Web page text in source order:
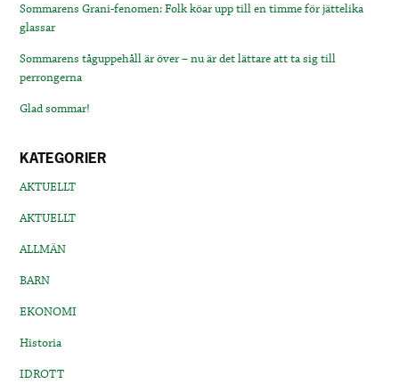
Sommarens Grani-fenomen: Folk köar upp till en timme för jättelika
glassar
Sommarens tåguppehåll är över – nu är det lättare att ta sig till
perrongerna
Glad sommar!
KATEGORIER
AKTUELLT
AKTUELLT
ALLMÄN
BARN
EKONOMI
Historia
IDROTT